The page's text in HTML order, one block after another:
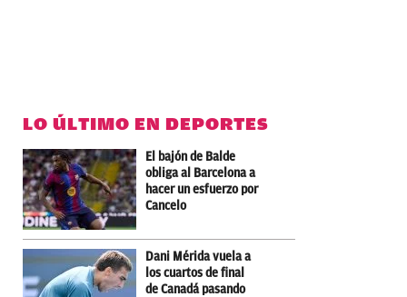
LO ÚLTIMO EN DEPORTES
El bajón de Balde
obliga al Barcelona a
hacer un esfuerzo por
Cancelo
Dani Mérida vuela a
los cuartos de final
de Canadá pasando